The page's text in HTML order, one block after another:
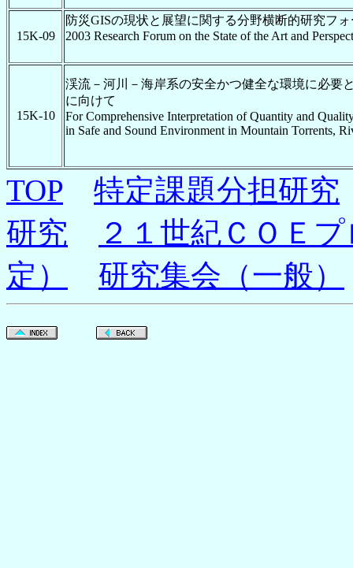
15K-09
防災GISの現状と展望に関する分野横断的研究フォ
2003 Research Forum on the State of the Art and
15K-10
渓流－河川－海岸系の安全かつ健全な環境に必要
に向けて
For Comprehensive Interpretation of Quantity and
in Safe and Sound Environment in Mountain Torrents,
TOP
特定課題分担研究
研究
２１世紀ＣＯＥ
定）
研究集会（一般）